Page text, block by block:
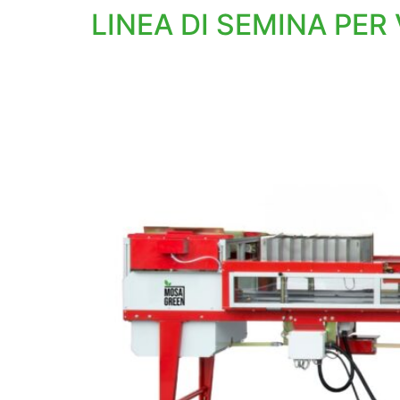
LINEA DI SEMINA PER